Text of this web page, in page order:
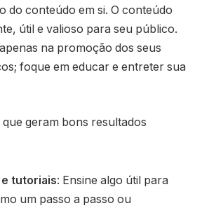
do conteúdo em si. O conteúdo
útil e valioso para seu público.
na promoção dos seus
foque em educar e entreter sua
geram bons resultados
tutoriais: Ensine algo útil para
um passo a passo ou